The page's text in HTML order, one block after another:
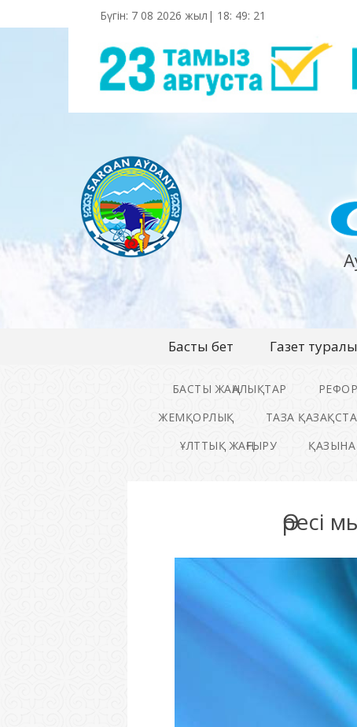
Бүгін: 7 08 2026 жыл| 18: 49: 22
Басты бет Газет туралы
БАСТЫ ЖАҢАЛЫҚТАР
ЖЕМҚОРЛЫҚ
ТАЗА
ҰЛТТЫҚ ЖАҢҒЫРУ
Өресі